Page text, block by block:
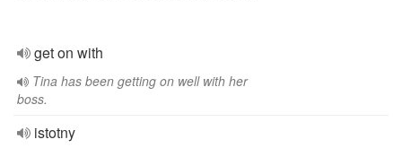
get on with
Tina has been getting on well with her
boss.
istotny